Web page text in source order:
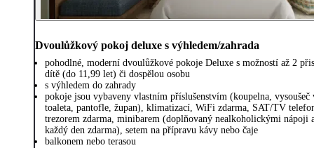
Dvoulůžkový pokoj deluxe s výhledem/zahrada
pohodlné, moderní dvoulůžkové pokoje Deluxe s možností až 2
dítě (do 11,99 let) či dospělou osobu
s výhledem do zahrady
pokoje jsou vybaveny vlastním příslušenstvím (koupelna, vysoušeč
toaleta, pantofle, župan), klimatizací, WiFi zdarma, SAT/TV
trezorem zdarma, minibarem (doplňovaný nealkoholickými nápoji
každý den zdarma), setem na přípravu kávy nebo čaje
balkonem nebo terasou